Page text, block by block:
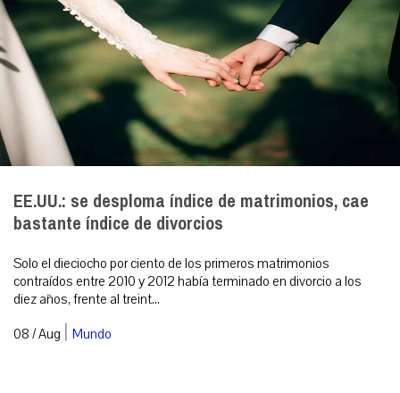
EE.UU.: se desploma índice de matrimonios, cae
bastante índice de divorcios
Solo el dieciocho por ciento de los primeros matrimonios
contraídos entre 2010 y 2012 había terminado en divorcio a los
diez años, frente al treint...
08 / Aug | Mundo